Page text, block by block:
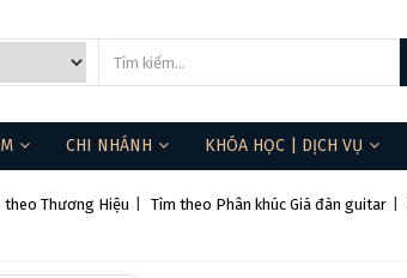
CHI NHÁNH KHÓA HỌC | DỊCH VỤ
theo Thương Hiệu Tìm theo Phân khúc Giá đàn guitar